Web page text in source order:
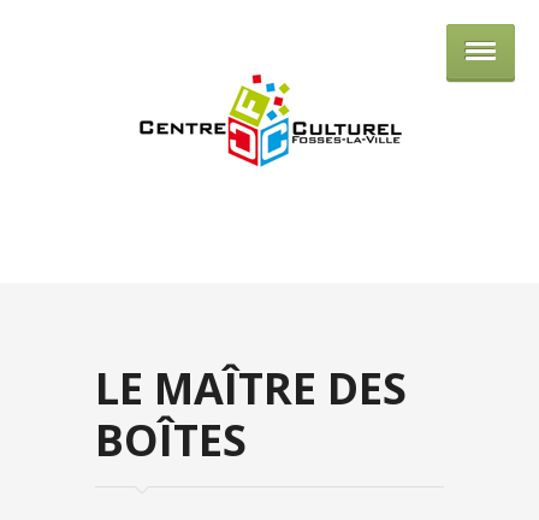
Centre culturel de Fosses-la-Ville
LE MAÎTRE DES
BOÎTES